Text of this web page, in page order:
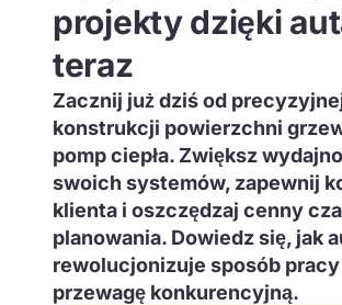
projekty dzięki
teraz
Zacznij już dziś od
konstrukcji powierzchni
pomp ciepła. Zwiększ
swoich systemów, zapewnij
klienta i oszczędzaj cenny
planowania. Dowiedz się, jak
rewolucjonizuje sposób pracy
przewagę konkurencyjną.